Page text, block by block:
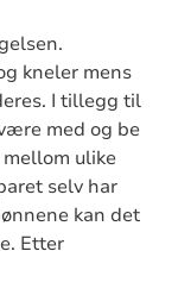
kneler mens
I tillegg til
med og be
ulike
selv har
kan det
Etter